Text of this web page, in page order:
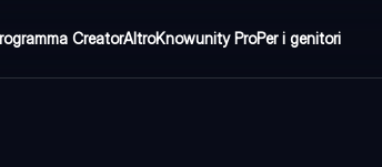
CreatorAltroKnowunity ProPer i genitori